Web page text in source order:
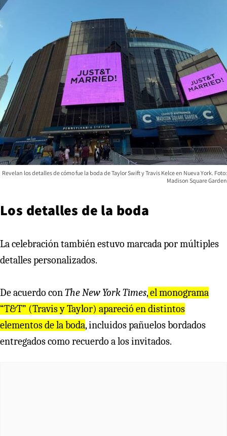
Revelan los detalles de cómo fue la boda de Taylor Swift y Travis Kelce en Nueva York. Foto:
Madison Square Garden
Los detalles de la boda
La celebración también estuvo marcada por múltiples
detalles personalizados.
De acuerdo conThe New York Times,el monograma
“T&T” (Travis y Taylor) apareció en distintos
elementos de la boda, incluidos pañuelos bordados
entregados como recuerdo a los invitados.